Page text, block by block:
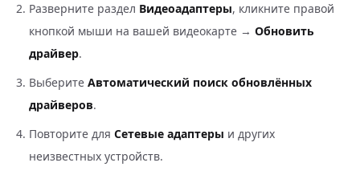
Разверните раздел Видеоадаптеры, кликните правой
кнопкой мыши на вашей видеокарте → Обновить
драйвер.
Выберите Автоматический поиск обновлённых
драйверов.
Повторите для Сетевые адаптеры и других
неизвестных устройств.